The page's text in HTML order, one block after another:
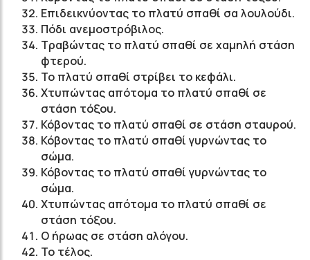
Επιδεικνύοντας το πλατύ σπαθί σα λουλούδι.
Πόδι ανεμοστρόβιλος.
Τραβώντας το πλατύ σπαθί σε χαμηλή στάση
φτερού.
Το πλατύ σπαθί στρίβει το κεφάλι.
Χτυπώντας απότομα το πλατύ σπαθί σε
στάση τόξου.
Κόβοντας το πλατύ σπαθί σε στάση σταυρού.
Κόβοντας το πλατύ σπαθί γυρνώντας το
σώμα.
Κόβοντας το πλατύ σπαθί γυρνώντας το
σώμα.
Χτυπώντας απότομα το πλατύ σπαθί σε
στάση τόξου.
Ο ήρωας σε στάση αλόγου.
Το τέλος.